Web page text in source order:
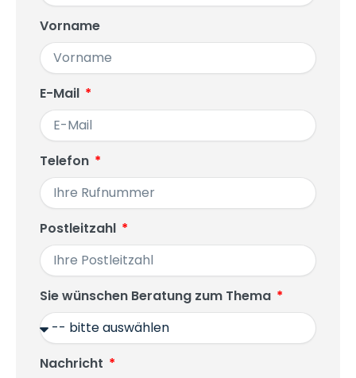
Vorname
E-Mail
Telefon
Postleitzahl
Sie wünschen Beratung zum Thema
Nachricht